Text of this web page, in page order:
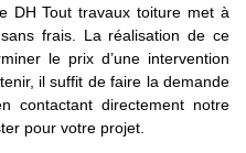
DH Tout travaux toiture met à
frais. La réalisation de ce
le prix d’une intervention
il suffit de faire la demande
contactant directement notre
pour votre projet.